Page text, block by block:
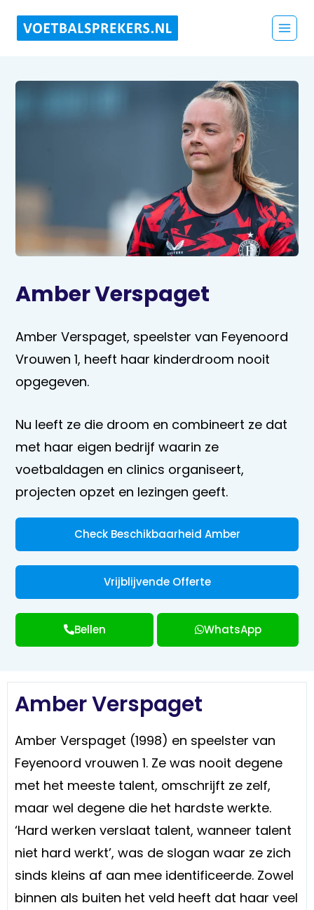
Amber Verspaget
Amber Verspaget, speelster van Feyenoord
Vrouwen 1, heeft haar kinderdroom nooit
opgegeven.
Nu leeft ze die droom en combineert ze dat
met haar eigen bedrijf waarin ze
voetbaldagen en clinics organiseert,
projecten opzet en lezingen geeft.
Check Beschikbaarheid Amber
Vrijblijvende Offerte
Bellen WhatsApp
Amber Verspaget
Amber Verspaget (1998) en speelster van
Feyenoord vrouwen 1. Ze was nooit degene
met het meeste talent, omschrijft ze zelf,
maar wel degene die het hardste werkte.
‘Hard werken verslaat talent, wanneer talent
niet hard werkt’, was de slogan waar ze zich
sinds kleins af aan mee identificeerde. Zowel
binnen als buiten het veld heeft dat haar veel